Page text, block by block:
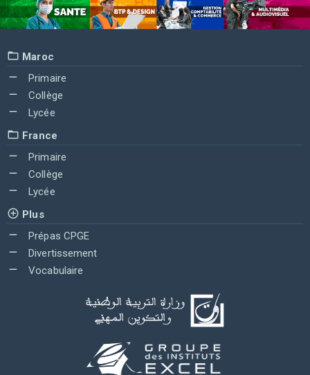
Maroc
Primaire
Collège
Lycée
France
Primaire
Collège
Lycée
Plus
Prépas CPGE
Divertissement
Vocabulaire